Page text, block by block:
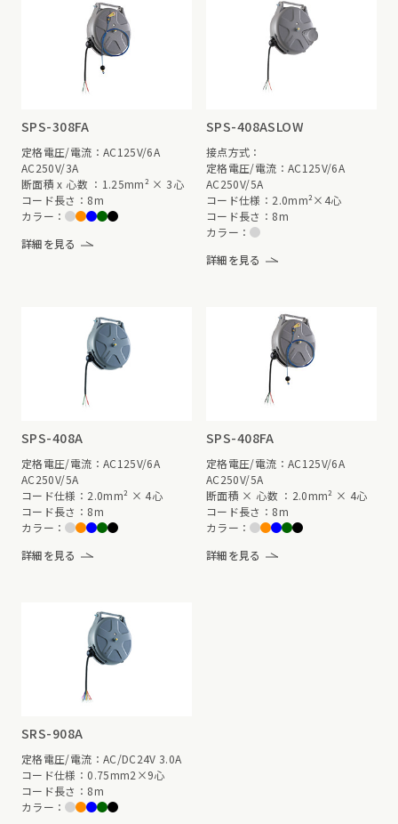
SPS-308FA
定格電圧/電流：AC125V/6A
AC250V/3A
断面積 x 心数 ：1.25mm² × 3心
コード長さ：8m
カラー：
詳細を見る
SPS-408ASLOW
接点方式：
定格電圧/電流：AC125V/6A
AC250V/5A
コード仕様：2.0mm²×4心
コード長さ：8m
カラー：
詳細を見る
SPS-408A
定格電圧/電流：AC125V/6A
AC250V/5A
コード仕様：2.0mm² × 4心
コード長さ：8m
カラー：
詳細を見る
SPS-408FA
定格電圧/電流：AC125V/6A
AC250V/5A
断面積 × 心数 ：2.0mm² × 4心
コード長さ：8m
カラー：
詳細を見る
SRS-908A
定格電圧/電流：AC/DC24V 3.0A
コード仕様：0.75mm2×9心
コード長さ：8m
カラー：